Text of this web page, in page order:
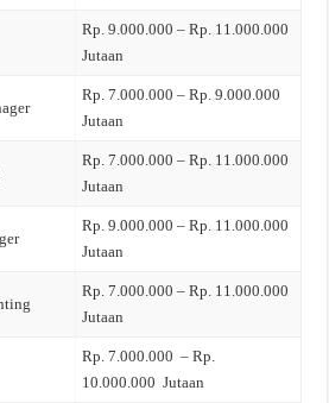
Rp. 9.000.000 – Rp. 11.000.000
Jutaan
Rp. 7.000.000 – Rp. 9.000.000
Jutaan
Rp. 7.000.000 – Rp. 11.000.000
Jutaan
Rp. 9.000.000 – Rp. 11.000.000
Jutaan
Rp. 7.000.000 – Rp. 11.000.000
Jutaan
Rp. 7.000.000 – Rp.
10.000.000 Jutaan